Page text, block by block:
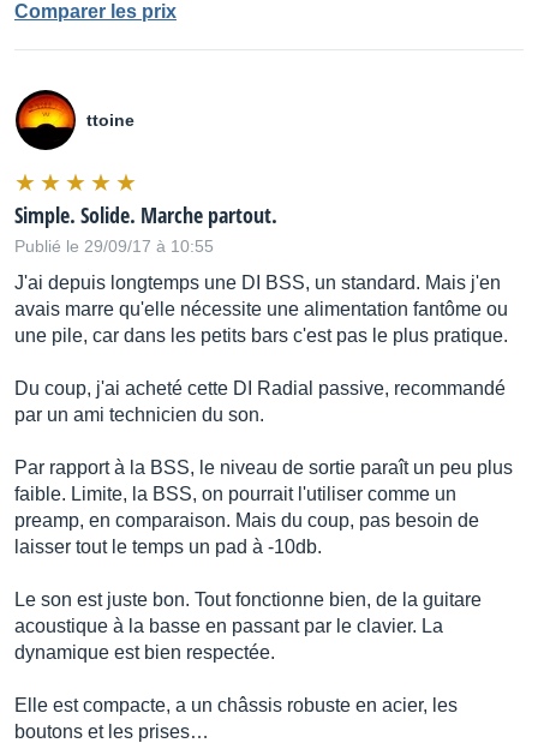
Comparer les prix
ttoine
Simple. Solide. Marche partout.
Publié le 29/09/17 à 10:55
J'ai depuis longtemps une DI BSS, un standard. Mais j'en
avais marre qu'elle nécessite une alimentation fantôme ou
une pile, car dans les petits bars c'est pas le plus pratique.
Du coup, j'ai acheté cette DI Radial passive, recommandé
par un ami technicien du son.
Par rapport à la BSS, le niveau de sortie paraît un peu plus
faible. Limite, la BSS, on pourrait l'utiliser comme un
preamp, en comparaison. Mais du coup, pas besoin de
laisser tout le temps un pad à -10db.
Le son est juste bon. Tout fonctionne bien, de la guitare
acoustique à la basse en passant par le clavier. La
dynamique est bien respectée.
Elle est compacte, a un châssis robuste en acier, les
boutons et les prises…